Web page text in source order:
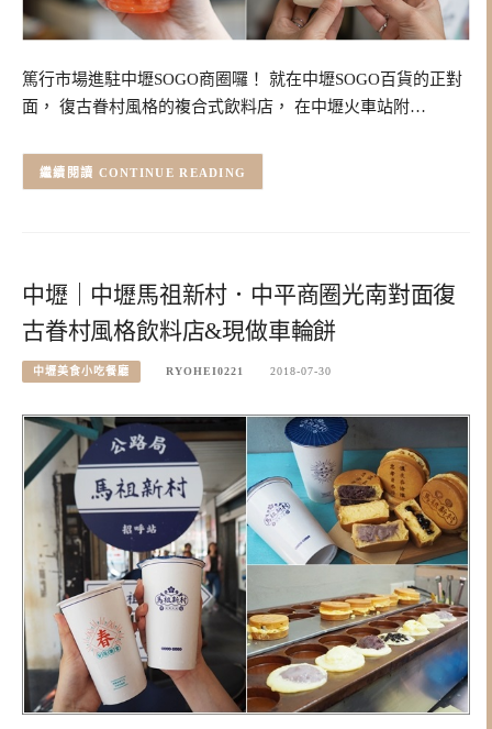
篤行市場進駐中壢SOGO商圈囉！ 就在中壢SOGO百貨的正對
面， 復古眷村風格的複合式飲料店， 在中壢火車站附…
CONTINUE READING
中壢｜中壢馬祖新村．中平商圈光南對面復
古眷村風格飲料店&現做車輪餅
中壢美食小吃餐廳 RYOHEI0221 2018-07-30